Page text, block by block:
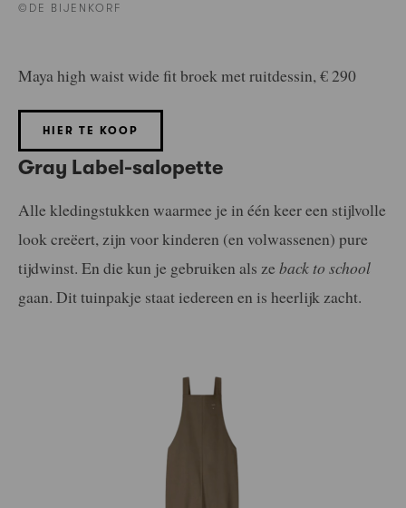
©DE BIJENKORF
Maya high waist wide fit broek met ruitdessin, € 290
HIER TE KOOP
Gray Label-salopette
Alle kledingstukken waarmee je in één keer een stijlvolle
look creëert, zijn voor kinderen (en volwassenen) pure
tijdwinst. En die kun je gebruiken als ze back to school
gaan. Dit tuinpakje staat iedereen en is heerlijk zacht.